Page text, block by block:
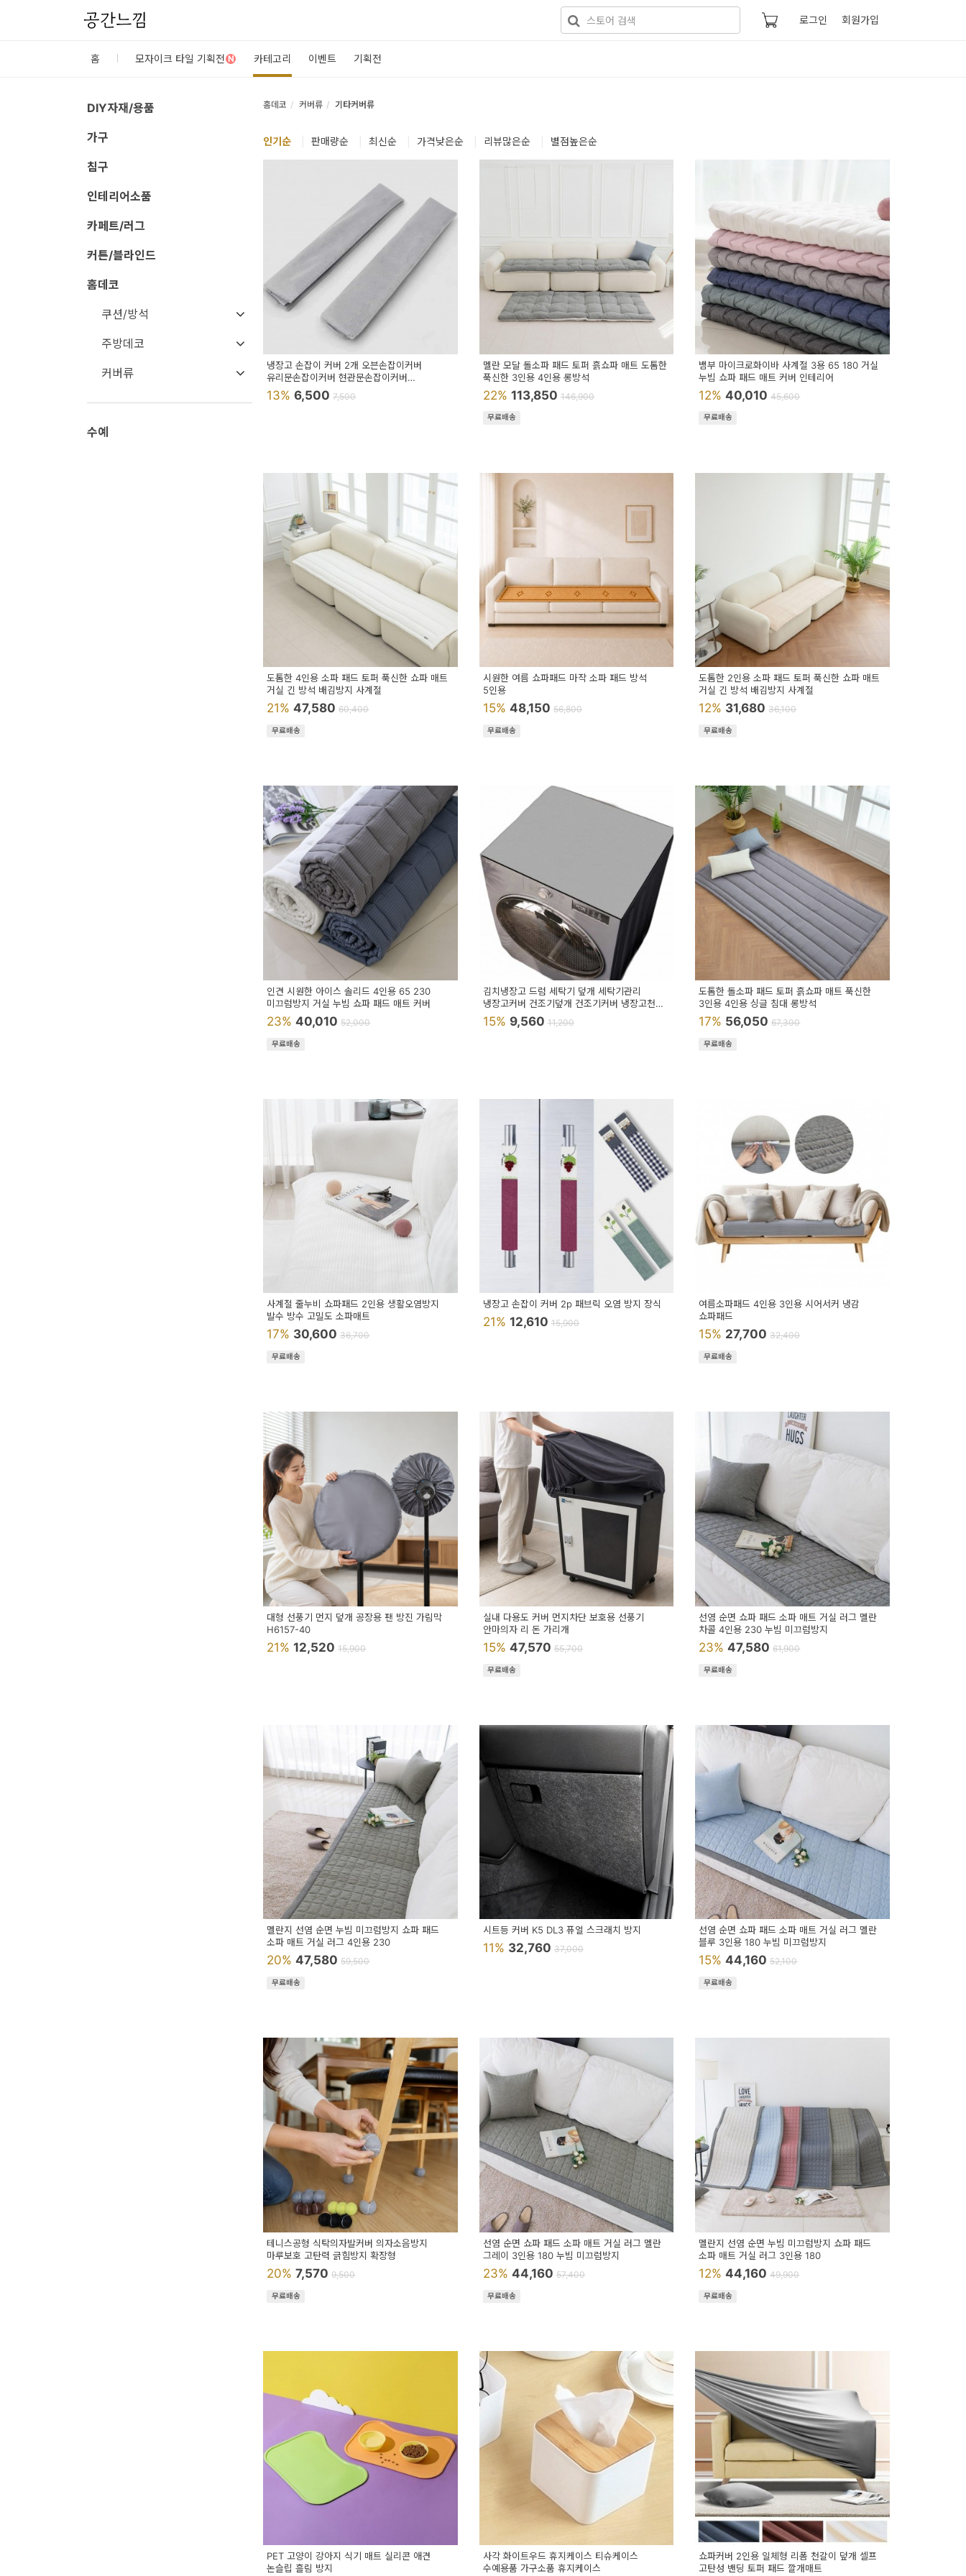
로그인 회원가입
홈 모자이크 타일 기획전 N 카테고리 이벤트 기획전
DIY자재/용품
가구
침구
인테리어소품
카페트/러그
커튼/블라인드
홈데코
쿠션/방석
주방데코
커버류
수예
홈데코 커버류 기타커버류
인기순 판매량순 최신순 가격낮은순 리뷰많은순 별점높은순
냉장고 손잡이 커버 2개 오븐손잡이커버
유리문손잡이커버 현관문손잡이커버
서랍장손잡이커버 도어손잡이
13%6,5007,500
멜란 모달 돌소파 패드 토퍼 흙쇼파 매트 도톰한
푹신한 3인용 4인용 롱방석
22% 113,850 146,900
무료배송
뱀부 마이크로화이바 사계절 3용 65 180 거실
누빔 쇼파 패드 매트 커버 인테리어
12%40,01045,600
무료배송
도톰한 4인용 소파 패드 토퍼 푹신한 쇼파 매트
거실 긴 방석 배김방지 사계절
21%47,58060,400
무료배송
시원한 여름 쇼파패드 마작 소파 패드 방석
5인용
15% 48,150 56,800
무료배송
도톰한 2인용 소파 패드 토퍼 푹신한 쇼파 매트
거실 긴 방석 배김방지 사계절
12% 31,68036,100
무료배송
인견 시원한 아이스 솔리드 4인용 65 230
미끄럼방지 거실 누빔 쇼파 패드 매트 커버
23%40,01052,000
무료배송
김치냉장고 드럼 세탁기 덮개 세탁기관리
냉장고커버 건조기덮개 건조기커버 냉장고천
건조기덮개커버 냉장
15% 9,560 11,200
도톰한 돌소파 패드 토퍼 흙쇼파 매트 푹신한
3인용 4인용 싱글 침대 롱방석
17% 56,05067,300
무료배송
사계절 줄누비 쇼파패드 2인용 생활오염방지
발수 방수 고밀도 소파매트
17% 30,60036,700
무료배송
냉장고 손잡이 커버 2p 패브릭 오염 방지 장식
21% 12,610 15,900
여름소파패드 4인용 3인용 시어서커 냉감
쇼파패드
15% 27,70032,400
무료배송
대형 선풍기 먼지 덮개 공장용 팬 방진 가림막
H6157-40
21%12,52015,900
실내 다용도 커버 먼지차단 보호용 선풍기
안마의자 리 돈 가리개
15% 47,570 55,700
무료배송
선염 순면 쇼파 패드 소파 매트 거실 러그 멜란
차콜 4인용 230 누빔 미끄럼방지
23%47,58061,900
무료배송
멜란지 선염 순면 누빔 미끄럼방지 쇼파 패드
소파 매트 거실 러그 4인용 230
20%47,58059,500
무료배송
시트등 커버 K5 DL3 퓨얼 스크래치 방지
11% 32,760 37,000
선염 순면 쇼파 패드 소파 매트 거실 러그 멜란
블루 3인용 180 누빔 미끄럼방지
15%44,16052,100
무료배송
테니스공형 식탁의자발커버 의자소음방지
마루보호 고탄력 긁힘방지 확장형
20%7,5709,500
무료배송
선염 순면 쇼파 패드 소파 매트 거실 러그 멜란
그레이 3인용 180 누빔 미끄럼방지
23% 44,160 57,400
무료배송
멜란지 선염 순면 누빔 미끄럼방지 쇼파 패드
소파 매트 거실 러그 3인용 180
12%44,16049,900
무료배송
PET 고양이 강아지 식기 매트 실리콘 애견
논슬립 흘림 방지
사각 화이트우드 휴지케이스 티슈케이스
수예용품 가구소품 휴지케이스
쇼파커버 2인용 일체형 리폼 천갈이 덮개 셀프
고탄성 밴딩 토퍼 패드 깔개매트